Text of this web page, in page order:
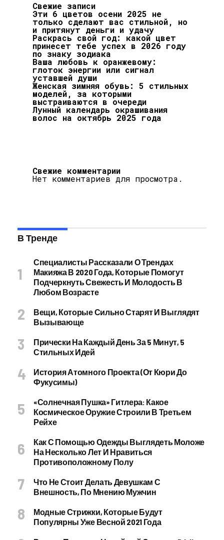
Свежие записи
Эти 6 цветов осени 2025 не
только сделают вас стильной, но
и притянут деньги и удачу
Раскрась свой год: какой цвет
принесет тебе успех в 2026 году
по знаку зодиака
Ваша любовь к оранжевому:
глоток энергии или сигнал
уставшей души
Женская зимняя обувь: 5 стильных
моделей, за которыми
выстраиваются в очереди
Лунный календарь окрашивания
волос на октябрь 2025 года
Свежие комментарии
Нет комментариев для просмотра.
В Тренде
Специалисты Рассказали О Трендах
Макияжа В 2020 Года, Которые Помогут
Подчеркнуть Свежесть И Молодость В
Любом Возрасте
Вещи, Которые Сильно Старят И Выглядят
Вызывающе
Прически На Каждый День За 5 Минут, 5
Стильных Идей
История Атомного Проекта (от Кюри До
Фукусимы)
«Солнечная Пушка» Гитлера: Какое
Космическое Оружие Строили В Третьем
Рейхе
Как С Помощью Одежды Выглядеть Моложе
На Несколько Лет И Нравиться
Противоположному Полу
Что Не Стоит Делать Девушкам С
Внешность, По Мнению Мужчин
Модные Стрижки, Которые Будут
Популярны Уже Весной 2021 Года